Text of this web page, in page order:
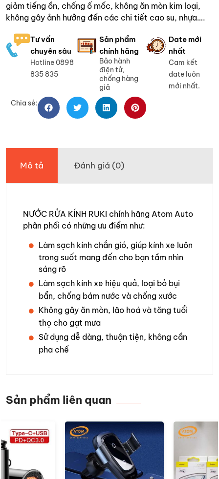
giảm tiếng ồn, chống ố mốc, không ăn mòn kim loại,
không gây ảnh hưởng đến các chi tiết cao su, nhựa….
Tư vấn
chuyên sâu
Hotline 0898
835 835
Sản phẩm
chính hãng
Bảo hành
điện tử,
chống hàng
giả
Date mới
nhất
Cam kết
date luôn
mới nhất.
Chia sẻ:
Mô tả Đánh giá (0)
NƯỚC RỬA KÍNH RUKI chính hãng Atom Auto
phân phối có những ưu điểm như:
Làm sạch kính chắn gió, giúp kính xe luôn
trong suốt mang đến cho bạn tầm nhìn
sáng rõ
Làm sạch kính xe hiệu quả, loại bỏ bụi
bẩn, chống bám nước và chống xước
Không gây ăn mòn, lão hoá và tăng tuổi
thọ cho gạt mưa
Sử dụng dễ dàng, thuận tiện, không cần
pha chế
Sản phẩm liên quan